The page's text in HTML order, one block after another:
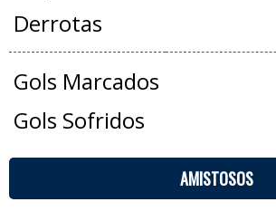
Derrotas
Gols Marcados
Gols Sofridos
AMISTOSOS